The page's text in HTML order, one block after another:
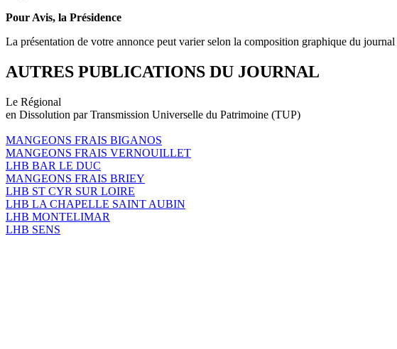
Pour Avis, la Présidence
La présentation de votre annonce peut varier selon la composition graphique du journal
AUTRES PUBLICATIONS DU JOURNAL
Le Régional
en Dissolution par Transmission Universelle du Patrimoine (TUP)
MANGEONS FRAIS BIGANOS
MANGEONS FRAIS VERNOUILLET
LHB BAR LE DUC
MANGEONS FRAIS BRIEY
LHB ST CYR SUR LOIRE
LHB LA CHAPELLE SAINT AUBIN
LHB MONTELIMAR
LHB SENS